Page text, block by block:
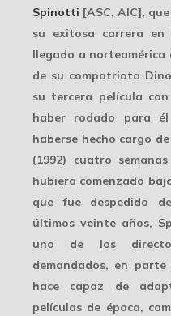
Spinotti [ASC, AIC],
su exitosa carrera en
llegado a norteamérica
de su compatriota
su tercera película
haber rodado para
haberse hecho cargo
(1992) cuatro
hubiera comenzado
que fue despedido
últimos veinte años,
uno de los
demandados, en
hace capaz de
películas de época,